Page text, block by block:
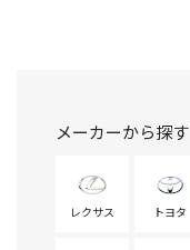
メーカーから探す
レクサス トヨタ